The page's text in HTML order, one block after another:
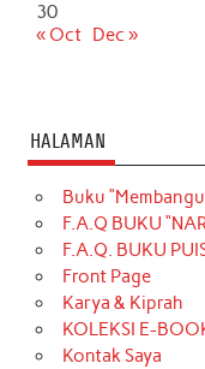
30
« Oct Dec »
HALAMAN
Buku
F.A.Q BUKU
F.A.Q. BUKU
Front Page
Karya & Kiprah
KOLEKSI E-
Kontak Saya